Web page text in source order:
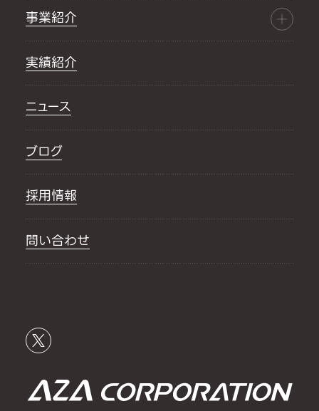
事業紹介
実績紹介
ニュース
ブログ
採用情報
問い合わせ